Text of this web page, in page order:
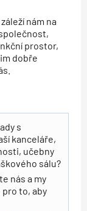
nám na
prostor,
dobře
s
kanceláře,
učebny
sálu?
nás a my
to, aby